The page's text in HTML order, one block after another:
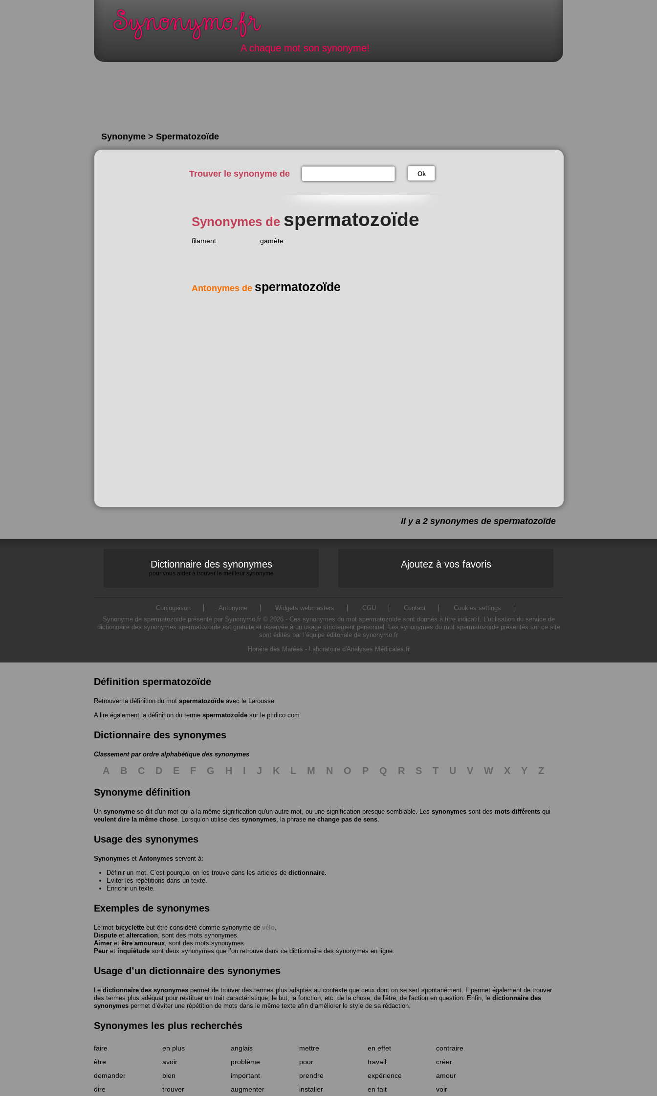
A chaque mot son synonyme!
Synonyme > Spermatozoïde
Trouver le synonyme de Ok
Synonymes de spermatozoïde
filament gamète
Antonymes de spermatozoïde
Il y a 2 synonymes de spermatozoïde
Dictionnaire des synonymes
pour vous aider à trouver le meilleur synonyme
Ajoutez à vos favoris
Conjugaison Antonyme Widgets webmasters CGU Contact
Cookies settings
Synonyme de spermatozoïde présenté par Synonymo.fr © 2026 - Ces synonymes du mot spermatozoïde sont donnés à titre indicatif. L'utilisation du service de
dictionnaire des synonymes spermatozoïde est gratuite et réservée à un usage strictement personnel. Les synonymes du mot spermatozoïde présentés sur ce site
sont édités par l’équipe éditoriale de synonymo.fr
Horaire des Marées - Laboratoire d'Analyses Médicales.fr
Définition spermatozoïde
Retrouver la définition du mot spermatozoïde avec le Larousse
A lire également la définition du terme spermatozoïde sur le ptidico.com
Dictionnaire des synonymes
Classement par ordre alphabétique des synonymes
A B C D E F G H I J K L M N O P Q R S T U V W X Y
Z
Synonyme définition
Un synonyme se dit d'un mot qui a la même signification qu'un autre mot, ou une signification presque semblable. Les synonymes sont des mots différents qui
veulent dire la même chose . Lorsqu’on utilise des synonymes , la phrase ne change pas de sens
Usage des synonymes
Synonymes et Antonymes servent à:
Définir un mot. C’est pourquoi on les trouve dans les articles de dictionnaire.
Eviter les répétitions dans un texte.
Enrichir un texte.
Exemples de synonymes
Le mot bicyclette eut être considéré comme synonyme de vélo
Dispute et altercation , sont des mots synonymes.
Aimer et être amoureux , sont des mots synonymes.
Peur et inquiétude sont deux synonymes que l’on retrouve dans ce dictionnaire des synonymes en ligne.
Usage d’un dictionnaire des synonymes
Le dictionnaire des synonymes permet de trouver des termes plus adaptés au contexte que ceux dont on se sert spontanément. Il permet également de trouver
des termes plus adéquat pour restituer un trait caractéristique, le but, la fonction, etc. de la chose, de l'être, de l'action en question. Enfin, le dictionnaire des
synonymes permet d’éviter une répétition de mots dans le même texte afin d’améliorer le style de sa rédaction.
Synonymes les plus recherchés
faire en plus anglais mettre en effet
contraire
être
avoir problème pour travail
créer
demander
bien important prendre expérience
amour
dire
trouver augmenter installer en fait voir